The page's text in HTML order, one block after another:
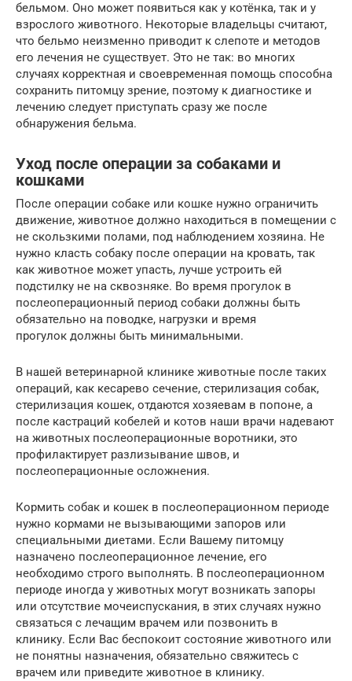
бельмом. Оно может появиться как у котёнка, так и у
взрослого животного. Некоторые владельцы считают,
что бельмо неизменно приводит к слепоте и методов
его лечения не существует. Это не так: во многих
случаях корректная и своевременная помощь способна
сохранить питомцу зрение, поэтому к диагностике и
лечению следует приступать сразу же после
обнаружения бельма.
Уход после операции за собаками и
кошками
После операции собаке или кошке нужно ограничить
движение, животное должно находиться в помещении с
не скользкими полами, под наблюдением хозяина. Не
нужно класть собаку после операции на кровать, так
как животное может упасть, лучше устроить ей
подстилку не на сквозняке. Во время прогулок в
послеоперационный период собаки должны быть
обязательно на поводке, нагрузки и время
прогулок должны быть минимальными.
В нашей ветеринарной клинике животные после таких
операций, как кесарево сечение, стерилизация собак,
стерилизация кошек, отдаются хозяевам в попоне, а
после кастраций кобелей и котов наши врачи надевают
на животных послеоперационные воротники, это
профилактирует разлизывание швов, и
послеоперационные осложнения.
Кормить собак и кошек в послеоперационном периоде
нужно кормами не вызывающими запоров или
специальными диетами. Если Вашему питомцу
назначено послеоперационное лечение, его
необходимо строго выполнять. В послеоперационном
периоде иногда у животных могут возникать запоры
или отсутствие мочеиспускания, в этих случаях нужно
связаться с лечащим врачем или позвонить в
клинику. Если Вас беспокоит состояние животного или
не понятны назначения, обязательно свяжитесь с
врачем или приведите животное в клинику.